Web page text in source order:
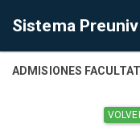
Sistema
ADMISIONES